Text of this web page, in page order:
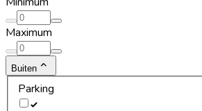
Maximum
Buiten
Parking